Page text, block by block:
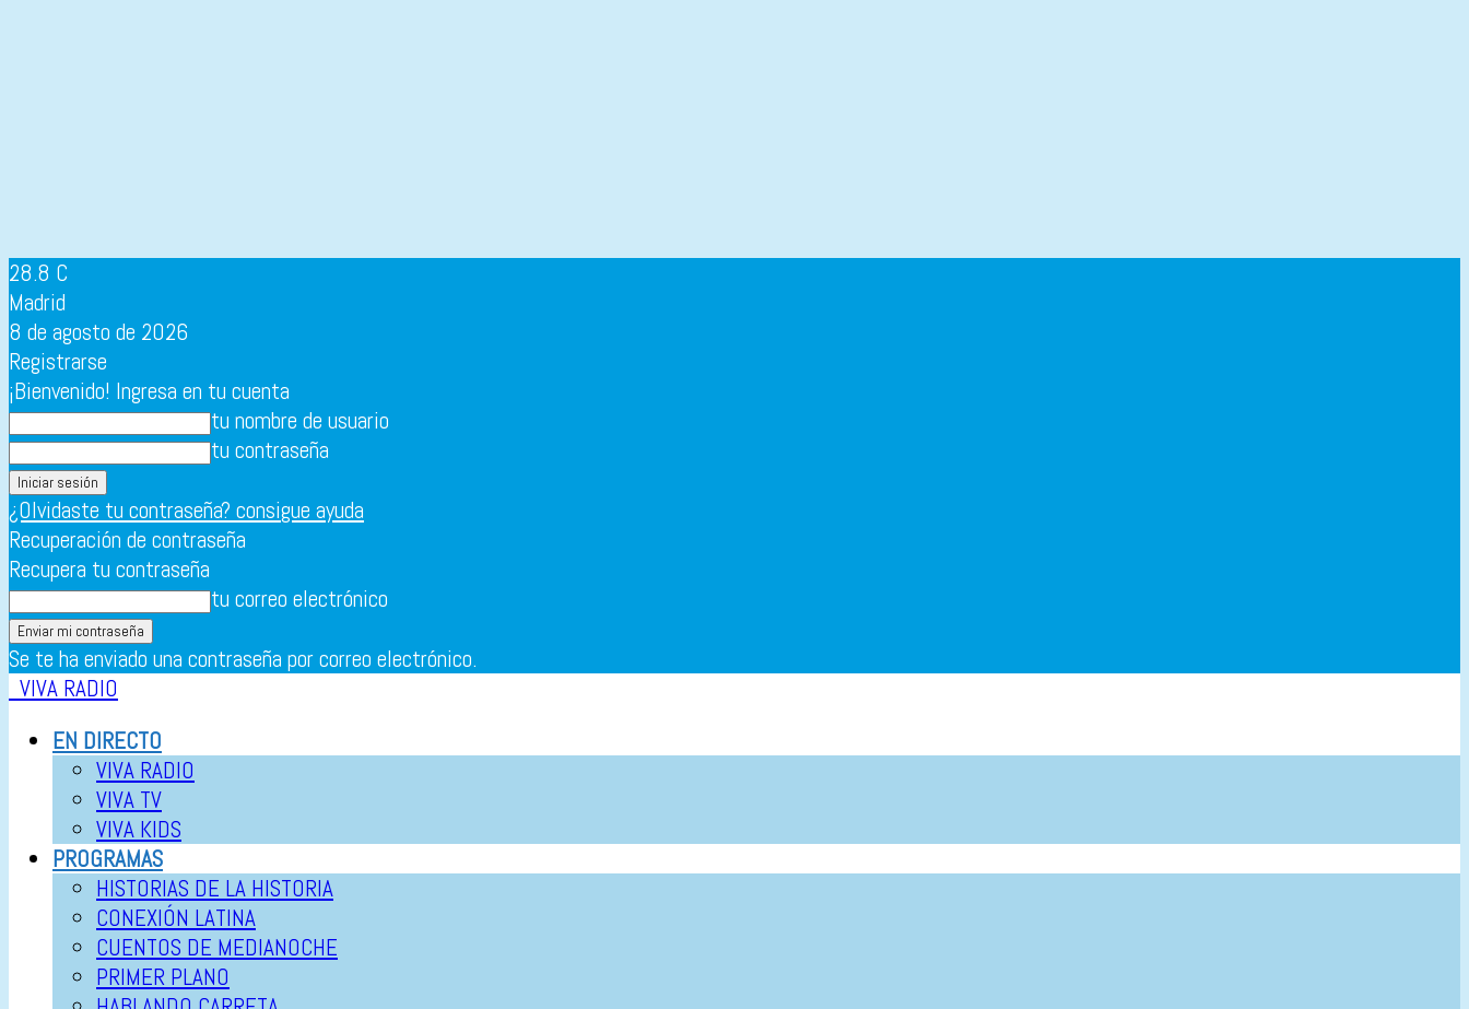
28.8 C
Madrid
8 de agosto de 2026
Registrarse
¡Bienvenido! Ingresa en tu cuenta
tu nombre de usuario
tu contraseña
¿Olvidaste tu contraseña? consigue ayuda
Recuperación de contraseña
Recupera tu contraseña
tu correo electrónico
Se te ha enviado una contraseña por correo electrónico.
VIVA RADIO
EN DIRECTO
VIVA RADIO
VIVA TV
VIVA KIDS
PROGRAMAS
HISTORIAS DE LA HISTORIA
CONEXIÓN LATINA
CUENTOS DE MEDIANOCHE
PRIMER PLANO